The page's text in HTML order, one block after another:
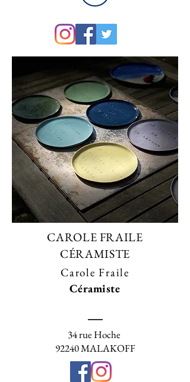
CAROLE FRAILE
CÉRAMISTE
Carole Fraile
Céramiste
34 rue Hoche
92240 MALAKOFF